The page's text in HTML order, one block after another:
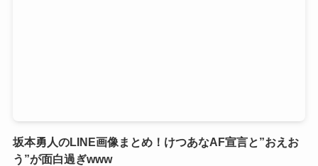
坂本勇人のLINE画像まとめ！けつあなAF宣言と”おえお
う”が面白過ぎwww